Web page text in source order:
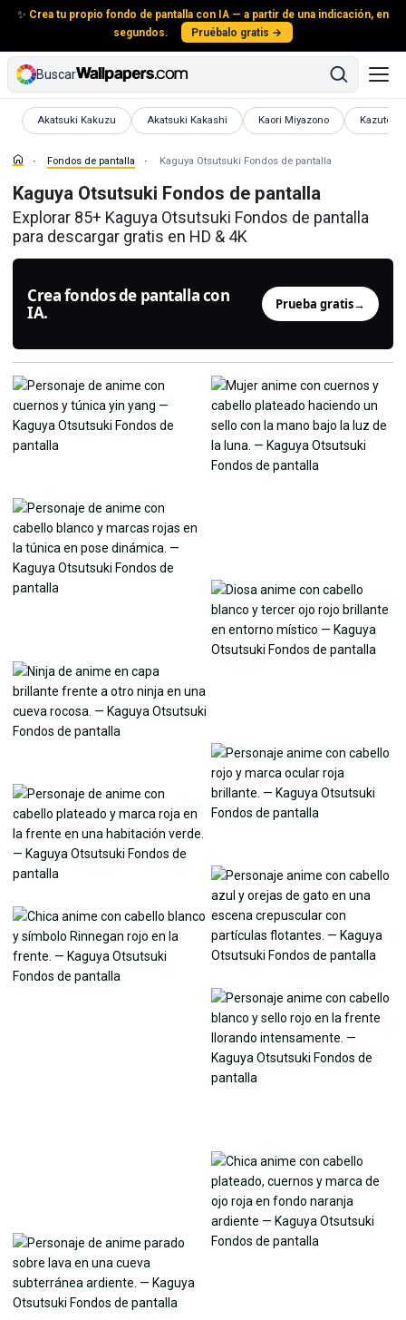
✨ Crea tu propio fondo de pantalla con IA — a partir de una indicación, en
segundos.
Pruébalo gratis →
Buscar
Akatsuki Kakuzu
Fondos de pantalla Akatsuki Kakashi
Fondos de pantalla Kaori Miyazono
Fondos de pantalla Kazuto
Fondos
Fondos de pantalla Kaguya Otsutsuki Fondos de pantalla
Kaguya Otsutsuki Fondos de pantalla
Explorar 85+ Kaguya Otsutsuki Fondos de pantalla
para descargar gratis en HD & 4K
Crea fondos de pantalla con
IA.
Prueba gratis→